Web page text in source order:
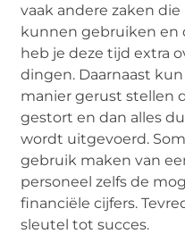
vaak andere zaken
kunnen gebruiken en
heb je deze tijd extra
dingen. Daarnaast
manier gerust stellen
gestort en dan alles
wordt uitgevoerd.
gebruik maken van
personeel zelfs de
financiële cijfers.
sleutel tot succes.